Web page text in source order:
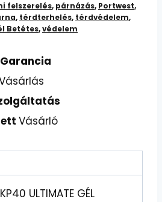
felszerelés, párnázás, Portwest,
, térdterhelés, térdvédelem,
Betétes,védelem
Garancia
Vásárló
ULTIMATE GÉL